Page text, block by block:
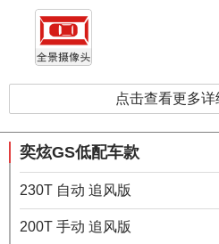
点击查看更多
奕炫GS低配车款
230T 自动 追风版
200T 手动 追风版